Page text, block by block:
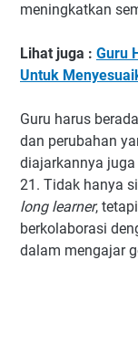
meningkatkan
Lihat juga : Guru
Untuk
Guru harus
dan perubahan
diajarkannya
21. Tidak hanya
long learner,
berkolaborasi
dalam mengajar